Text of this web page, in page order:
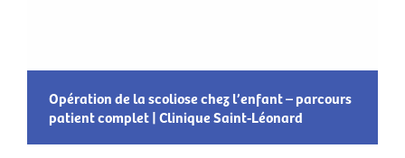
Opération de la scoliose chez l’enfant – parcours
patient complet | Clinique Saint-Léonard